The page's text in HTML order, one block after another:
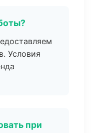
Условия
при